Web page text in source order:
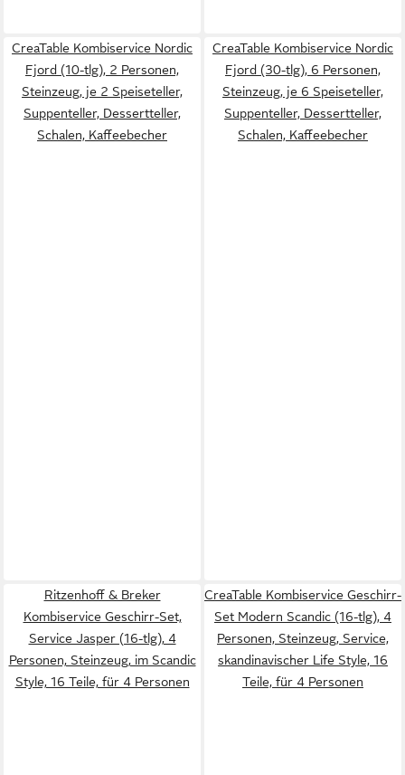
CreaTable Kombiservice Nordic
Fjord (10-tlg), 2 Personen,
Steinzeug, je 2 Speiseteller,
Suppenteller, Dessertteller,
Schalen, Kaffeebecher
CreaTable Kombiservice Nordic
Fjord (30-tlg), 6 Personen,
Steinzeug, je 6 Speiseteller,
Suppenteller, Dessertteller,
Schalen, Kaffeebecher
Ritzenhoff & Breker
Kombiservice Geschirr-Set,
Service Jasper (16-tlg), 4
Personen, Steinzeug, im Scandic
Style, 16 Teile, für 4 Personen
CreaTable Kombiservice Geschirr-
Set Modern Scandic (16-tlg), 4
Personen, Steinzeug, Service,
skandinavischer Life Style, 16
Teile, für 4 Personen